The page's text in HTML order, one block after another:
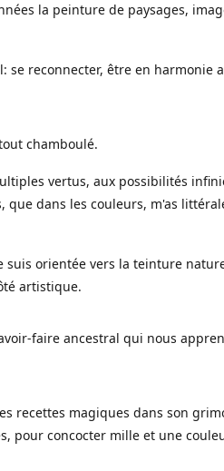
la peinture de paysages,
se reconnecter, être en harmonie
chamboulé.
vertus, aux possibilités
que dans les couleurs, m'as
suis orientée vers la teinture
artistique.
faire ancestral qui nous
recettes magiques dans son
pour concocter mille et une